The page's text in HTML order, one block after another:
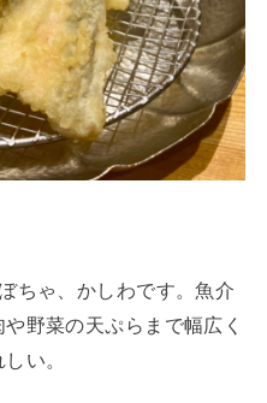
ちゃ、かしわです。魚介
野菜の天ぷらまで幅広く
い。